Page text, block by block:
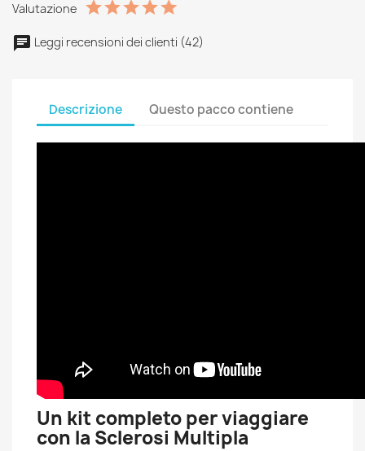
Valutazione
Leggi recensioni dei clienti (42)
Descrizione Questo pacco contiene
Un kit completo per viaggiare
con la Sclerosi Multipla